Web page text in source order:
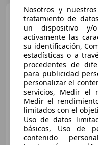
07/2024 32.090 km
99 kW (135 CV)
Nosotros y
tratamiento de
un dispositivo y/
activamente las
su identificación,
estadísticas o a
procedentes de
para publicidad
personalizar el
servicios, Medir el
Medir el
limitados con el
Uso de datos
básicos, Uso de
contenido